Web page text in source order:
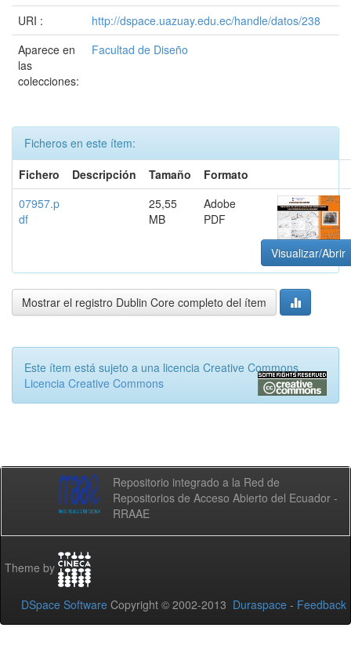
URI :
http://dspace.uazuay.edu.ec/handle/datos/238
Aparece en
las
colecciones:
Facultad de Diseño
Ficheros en este ítem:
Fichero
Descripción Tamaño
Formato
07957.p
df
25,55
MB
Adobe
PDF
Visualizar/Abrir
Mostrar el registro Dublin Core completo del ítem
Este ítem está sujeto a una licencia Creative Commons
Licencia Creative Commons
Repositorio integrado a la Red de
Repositorios de Acceso Abierto del Ecuador -
RRAAE
Theme by
DSpace Software Copyright © 2002-2013 Duraspace - Feedback